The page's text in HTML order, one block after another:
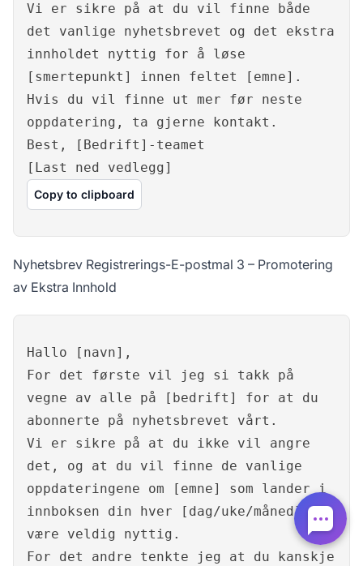
Vi er sikre på at du vil finne både
det vanlige nyhetsbrevet og det ekstra
innholdet nyttig for å løse
[smertepunkt] innen feltet [emne].
Hvis du vil finne ut mer før neste
oppdatering, ta gjerne kontakt.
Best, [Bedrift]-teamet
[Last ned vedlegg]
Copy to clipboard
Nyhetsbrev Registrerings-E-postmal 3 – Promotering
av Ekstra Innhold
Hallo [navn],
For det første vil jeg si takk på
vegne av alle på [bedrift] for at du
abonnerte på nyhetsbrevet vårt.
Vi er sikre på at du ikke vil angre
det, og at du vil finne de vanlige
oppdateringene om [emne] som lander i
innboksen din hver [dag/uke/måned] å
være veldig nyttig.
For det andre tenkte jeg at du kanskje